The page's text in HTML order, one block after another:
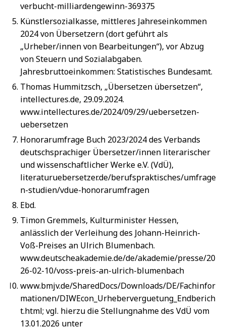
verbucht-milliardengewinn-369375
Künstlersozialkasse, mittleres Jahreseinkommen
2024 von Übersetzern (dort geführt als
„Urheber/innen von Bearbeitungen“), vor Abzug
von Steuern und Sozialabgaben.
Jahresbruttoeinkommen: Statistisches Bundesamt.
Thomas Hummitzsch, „Übersetzen übersetzen“,
intellectures.de, 29.09.2024.
www.intellectures.de/2024/09/29/uebersetzen-
uebersetzen
Honorarumfrage Buch 2023/2024 des Verbands
deutschsprachiger Übersetzer/innen literarischer
und wissenschaftlicher Werke e.V. (VdÜ),
literaturuebersetzer.de/berufspraktisches/umfrage
n-studien/vdue-honorarumfragen
Ebd.
Timon Gremmels, Kulturminister Hessen,
anlässlich der Verleihung des Johann-Heinrich-
Voß-Preises an Ulrich Blumenbach.
www.deutscheakademie.de/de/akademie/presse/20
26-02-10/voss-preis-an-ulrich-blumenbach
www.bmjv.de/SharedDocs/Downloads/DE/Fachinfor
mationen/DIWEcon_Urheberverguetung_Endberich
t.html; vgl. hierzu die Stellungnahme des VdÜ vom
13.01.2026 unter